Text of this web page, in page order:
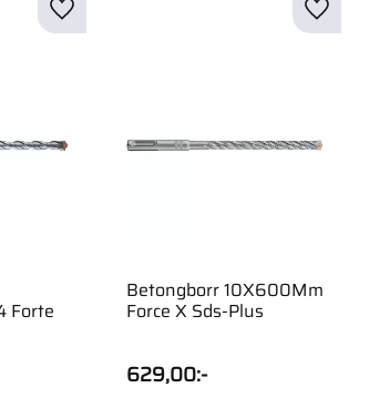
Forte
Betongborr 10X600Mm
Force X Sds-Plus
629,00:-